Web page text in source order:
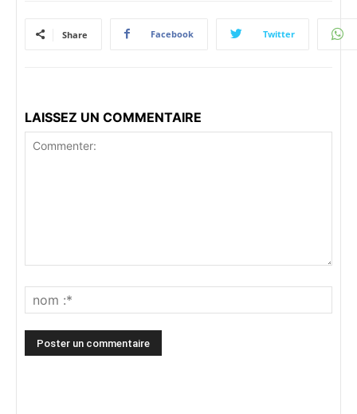
Share Facebook Twitter
LAISSEZ UN COMMENTAIRE